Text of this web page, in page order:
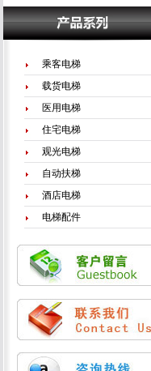
乘客电梯
载货电梯
医用电梯
住宅电梯
观光电梯
自动扶梯
酒店电梯
电梯配件